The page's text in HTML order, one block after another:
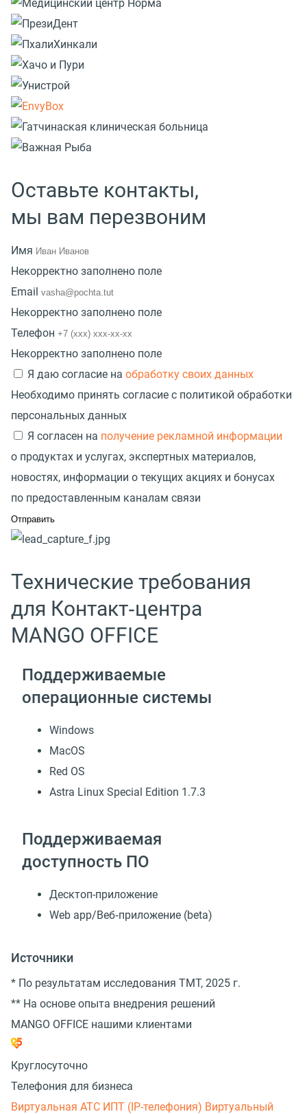
Оставьте контакты,
мы вам перезвоним
Имя
Некорректно заполнено поле
Email
Некорректно заполнено поле
Телефон
Некорректно заполнено поле
Я даю согласие на обработку своих данных
Необходимо принять согласие с политикой обработки
персональных данных
Я согласен на получение рекламной информации
о продуктах и услугах, экспертных материалов,
новостях, информации о текущих акциях и бонусах
по предоставленным каналам связи
Технические требования
для Контакт‑центра
MANGO OFFICE
Поддерживаемые
операционные системы
Windows
MacOS
Red OS
Astra Linux Special Edition 1.7.3
Поддерживаемая
доступность ПО
Десктоп-приложение
Web app/Веб‑приложение (beta)
Источники
* По результатам исследования TMT, 2025 г.
** На основе опыта внедрения решений
MANGO OFFICE нашими клиентами
Круглосуточно
Телефония для бизнеса
Виртуальная АТС ИПТ (IP-телефония) Виртуальный